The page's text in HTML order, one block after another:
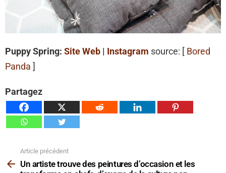
Puppy Spring: Site Web | Instagram source: [ Bored
Panda ]
Partagez
plus
Article précédent
Un artiste trouve des peintures d’occasion et les